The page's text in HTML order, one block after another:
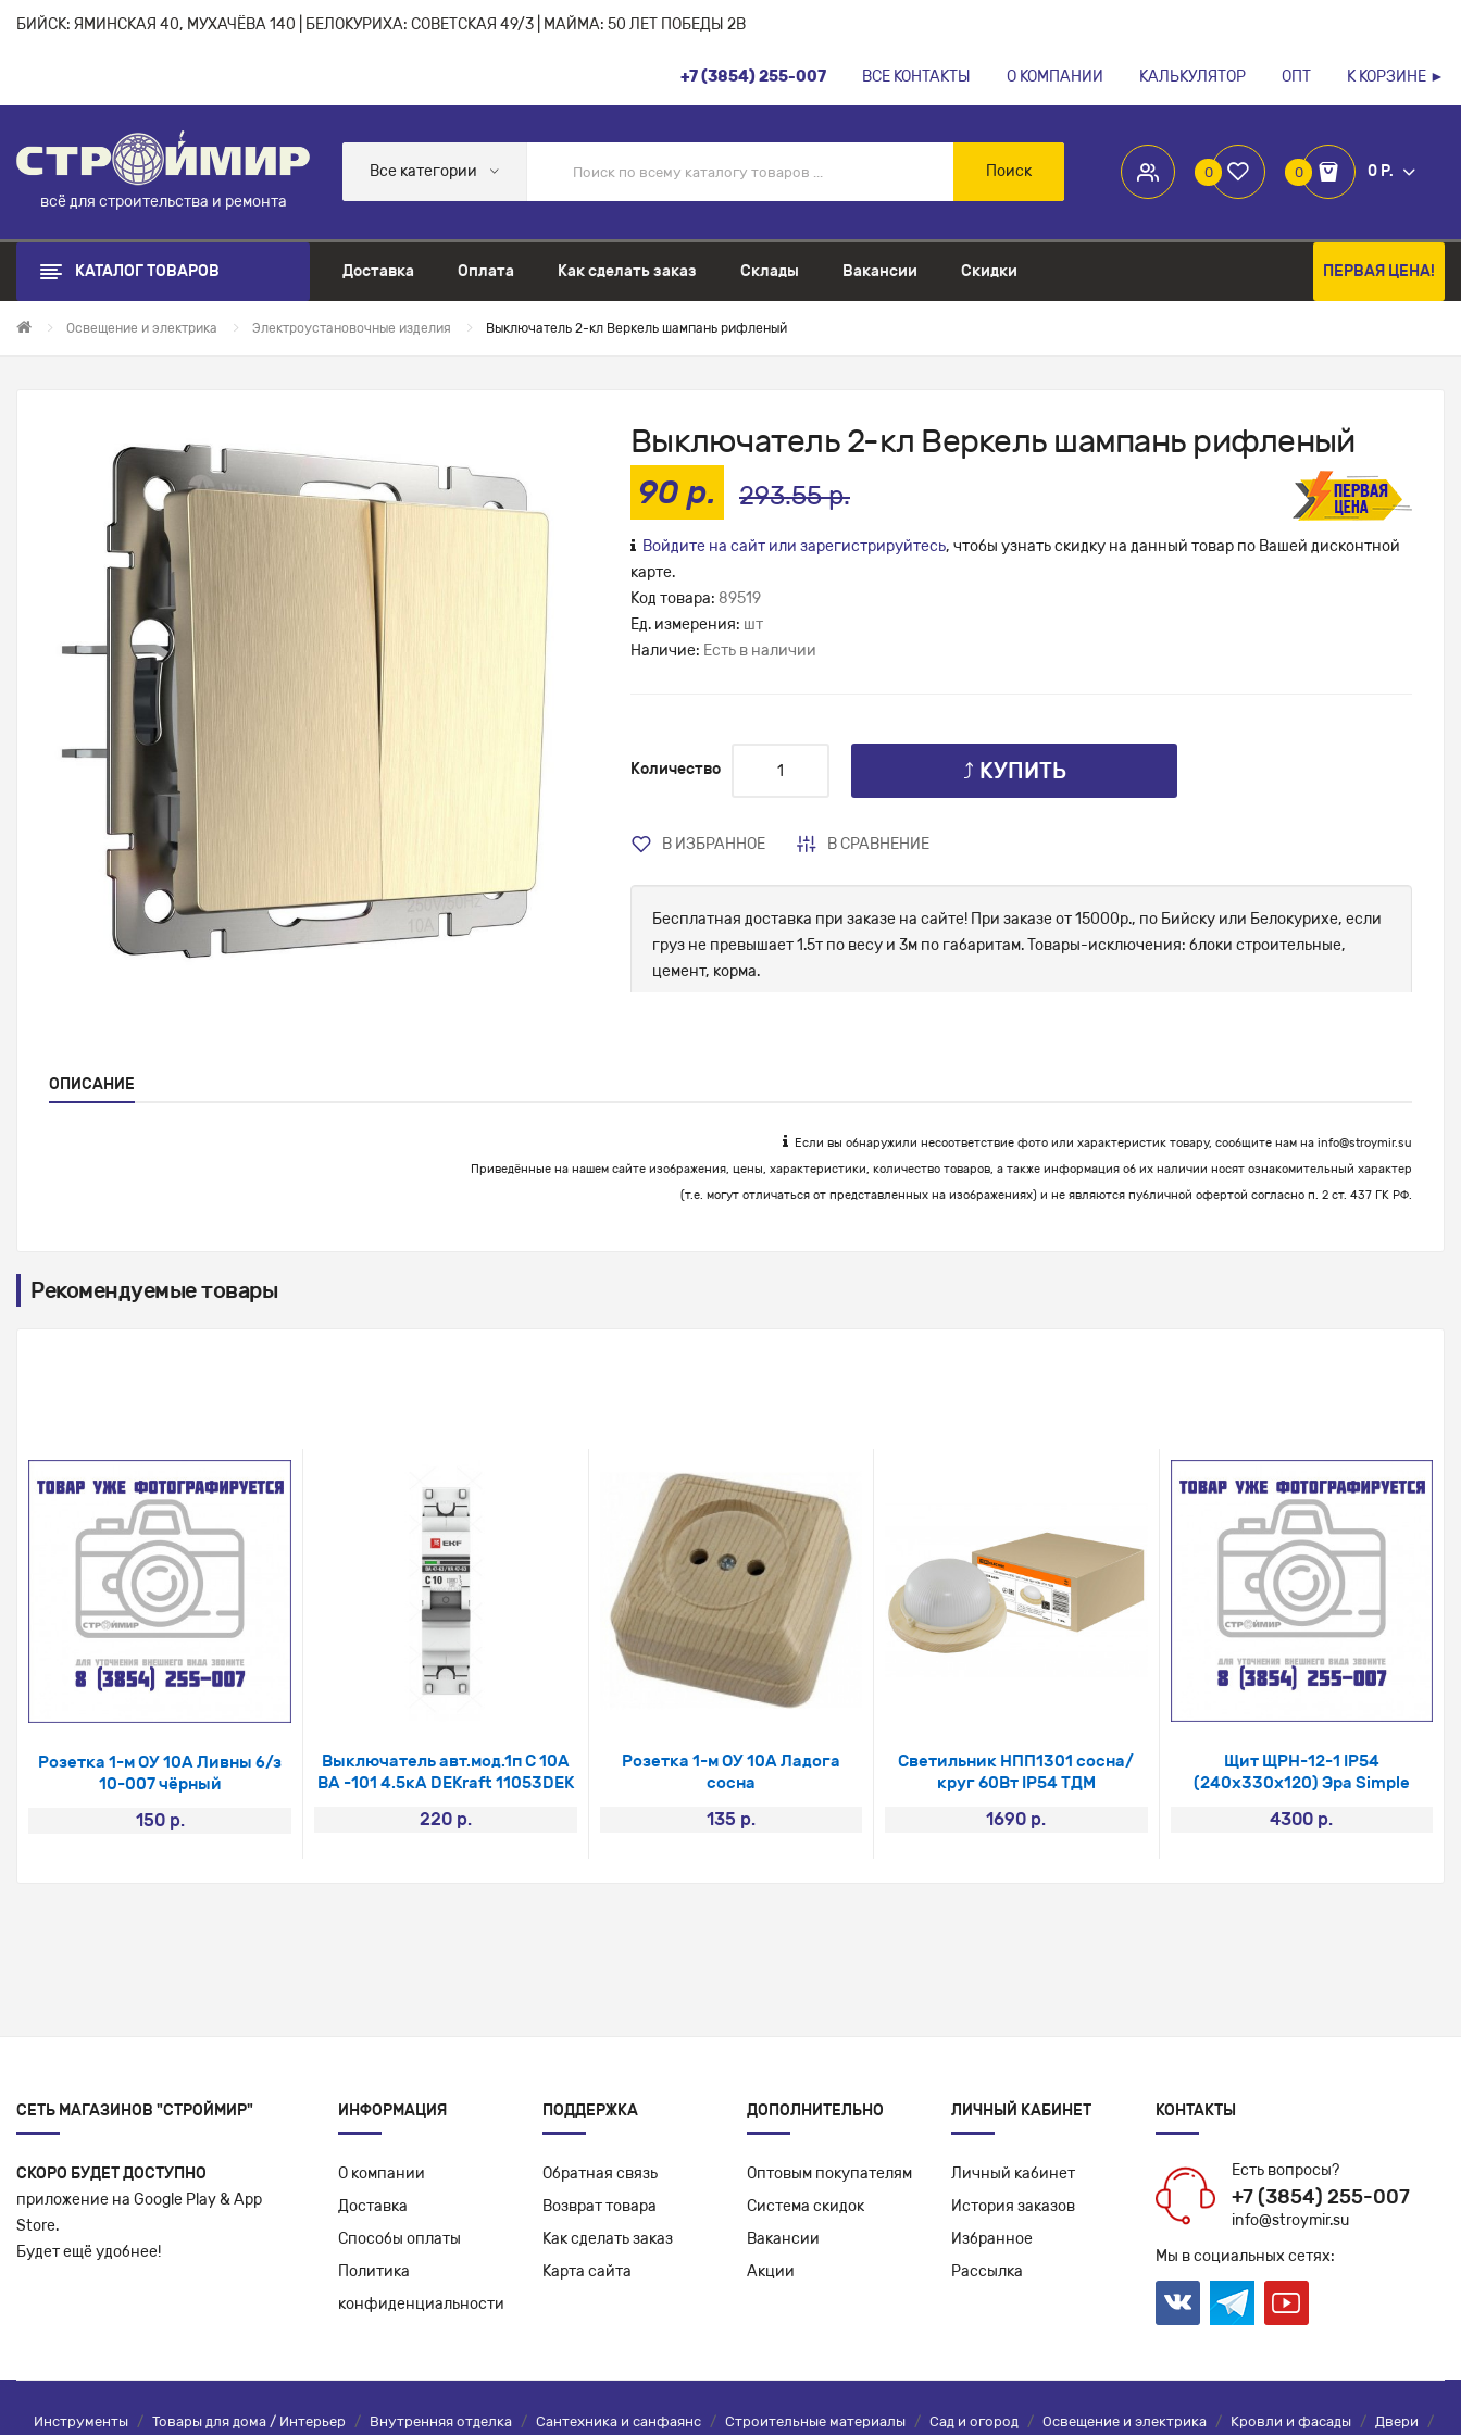
БИЙСК: ЯМИНСКАЯ 40, МУХАЧЁВА 140 | БЕЛОКУРИХА: СОВЕТСКАЯ 49/3 | МАЙМА: 50 ЛЕТ ПОБЕДЫ 2В
+7 (3854) 255-007 ВСЕ КОНТАКТЫ О КОМПАНИИ КАЛЬКУЛЯТОР ОПТ К КОРЗИНЕ ►
всё для строительства и ремонта
0 0 0 Р.
Все категории Поиск
КАТАЛОГ ТОВАРОВ Доставка Оплата Как сделать заказ Склады Вакансии Скидки ПЕРВАЯ ЦЕНА!
Освещение и электрика Электроустановочные изделия Выключатель 2-кл Веркель шампань рифленый
Выключатель 2-кл Веркель шампань рифленый
90 р.
293.55 р.
Войдите на сайт или зарегистрируйтесь, чтобы узнать скидку на данный товар по Вашей дисконтной
карте.
Код товара: 89519
Ед. измерения: шт
Наличие: Есть в наличии
Количество ⤴ КУПИТЬ
В ИЗБРАННОЕ В СРАВНЕНИЕ
Бесплатная доставка при заказе на сайте! При заказе от 15000р., по Бийску или Белокурихе, если
груз не превышает 1.5т по весу и 3м по габаритам. Товары-исключения: блоки строительные,
цемент, корма.
ОПИСАНИЕ
Если вы обнаружили несоответствие фото или характеристик товару, сообщите нам на info@stroymir.su
Приведённые на нашем сайте изображения, цены, характеристики, количество товаров, а также информация об их наличии носят ознакомительный характер
(т.е. могут отличаться от представленных на изображениях) и не являются публичной офертой согласно п. 2 ст. 437 ГК РФ.
Рекомендуемые товары
Розетка 1-м ОУ 10А Ливны б/з
10-007 чёрный
150 р.
Выключатель авт.мод.1п С 10А
ВА -101 4.5кА DEKraft 11053DEK
220 р.
Розетка 1-м ОУ 10А Ладога
сосна
135 р.
Светильник НПП1301 сосна/
круг 60Вт IP54 ТДМ
1690 р.
Щит ЩРН-12-1 IP54
(240х330х120) Эра Simple
4300 р.
СЕТЬ МАГАЗИНОВ "СТРОЙМИР"
СКОРО БУДЕТ ДОСТУПНО
приложение на Google Play & App
Store.
Будет ещё удобнее!
ИНФОРМАЦИЯ
О компании
Доставка
Способы оплаты
Политика
конфиденциальности
ПОДДЕРЖКА
Обратная связь
Возврат товара
Как сделать заказ
Карта сайта
ДОПОЛНИТЕЛЬНО
Оптовым покупателям
Система скидок
Вакансии
Акции
ЛИЧНЫЙ КАБИНЕТ
Личный кабинет
История заказов
Избранное
Рассылка
КОНТАКТЫ
Есть вопросы?
+7 (3854) 255-007
info@stroymir.su
Мы в социальных сетях:
Инструменты / Товары для дома / Интерьер / Внутренняя отделка / Сантехника и санфаянс / Строительные материалы / Сад и огород / Освещение и электрика / Кровли и фасады / Двери /